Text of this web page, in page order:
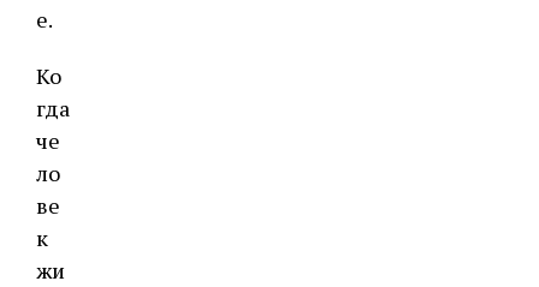
е.
Ко
гда
че
ло
ве
к
жи